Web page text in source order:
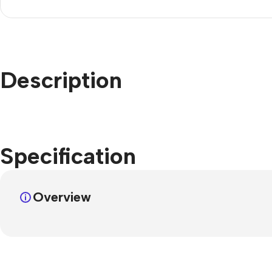
Refurbished phones
Description
Specification
Overview